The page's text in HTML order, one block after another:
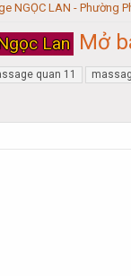
NGỌC LAN - Phường
Lan Mở
quan 11